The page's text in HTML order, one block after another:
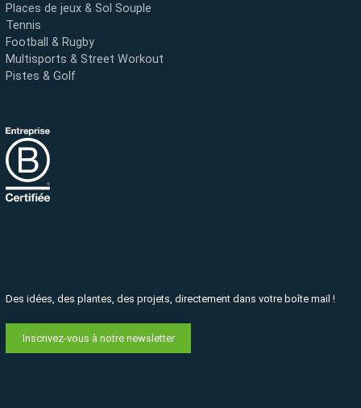
Places de jeux & Sol Souple
Tennis
Football & Rugby
Multisports & Street Workout
Pistes & Golf
Des idées, des plantes, des projets, directement dans votre boîte mail !
Inscrivez-vous à notre newsletter